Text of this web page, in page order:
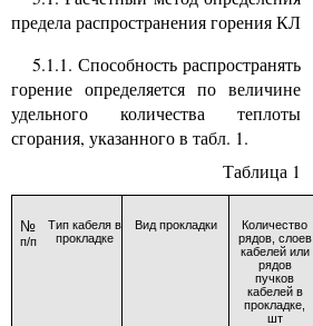
предела распространения горения КЛ
5.1.1. Способность распространять
горение определяется по величине
удельного количества теплоты
сгорания, указанного в табл. 1.
Таблица 1
№
п/п
Тип кабеля в
прокладке
Вид прокладки
Количество
рядов, слоев
кабелей или
рядов
пучков
кабелей в
прокладке,
шт